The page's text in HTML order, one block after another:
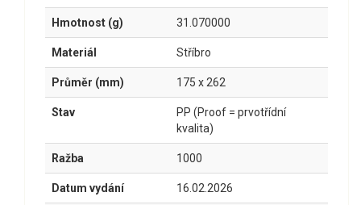
Hmotnost (g) 31.070000
Materiál Stříbro
Průměr (mm) 175 x 262
Stav
PP (Proof = prvotřídní
kvalita)
Ražba 1000
Datum vydání 16.02.2026